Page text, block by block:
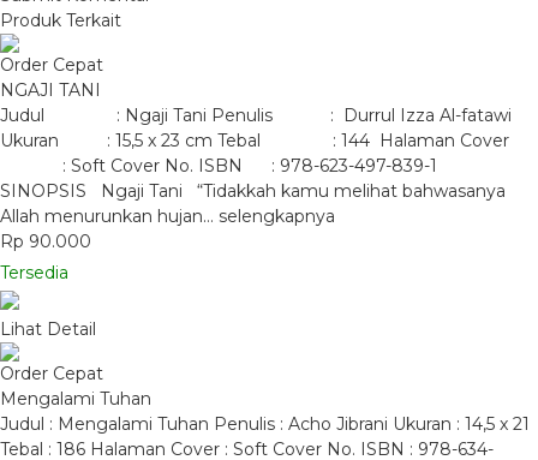
Produk Terkait
Order Cepat
NGAJI TANI
Judul : Ngaji Tani Penulis : Durrul Izza Al-fatawi
Ukuran : 15,5 x 23 cm Tebal : 144 Halaman Cover
: Soft Cover No. ISBN : 978-623-497-839-1
SINOPSIS Ngaji Tani “Tidakkah kamu melihat bahwasanya
Allah menurunkan hujan… selengkapnya
Rp 90.000
Tersedia
Lihat Detail
Order Cepat
Mengalami Tuhan
Judul : Mengalami Tuhan Penulis : Acho Jibrani Ukuran : 14,5 x 21
Tebal : 186 Halaman Cover : Soft Cover No. ISBN : 978-634-